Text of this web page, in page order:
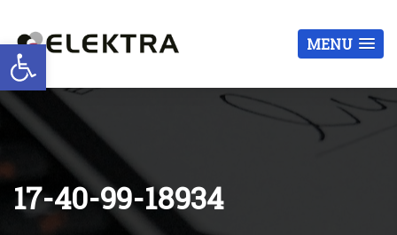
Otwórz pasek narzędzi MENU
17-40-99-18934